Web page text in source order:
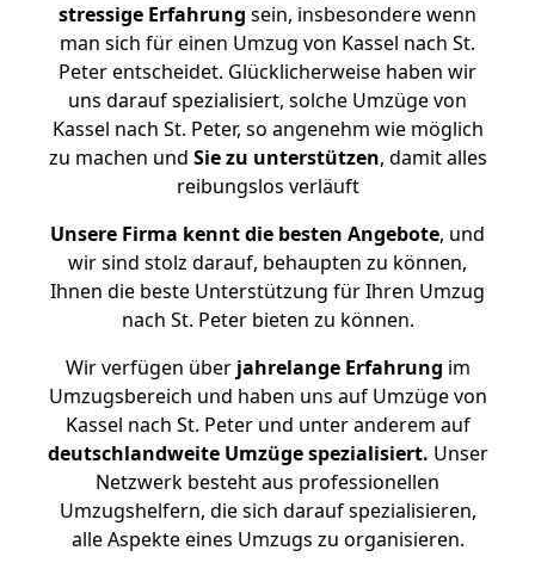
stressige Erfahrung sein, insbesondere wenn
man sich für einen Umzug von Kassel nach St.
Peter entscheidet. Glücklicherweise haben wir
uns darauf spezialisiert, solche Umzüge von
Kassel nach St. Peter, so angenehm wie möglich
zu machen und Sie zu unterstützen, damit alles
reibungslos verläuft
Unsere Firma kennt die besten Angebote, und
wir sind stolz darauf, behaupten zu können,
Ihnen die beste Unterstützung für Ihren Umzug
nach St. Peter bieten zu können.
Wir verfügen überjahrelange Erfahrung im
Umzugsbereich und haben uns auf Umzüge von
Kassel nach St. Peter und unter anderem auf
deutschlandweite Umzüge spezialisiert. Unser
Netzwerk besteht aus professionellen
Umzugshelfern, die sich darauf spezialisieren,
alle Aspekte eines Umzugs zu organisieren.